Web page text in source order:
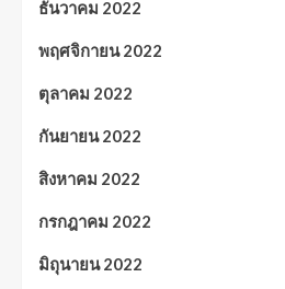
ธันวาคม 2022
พฤศจิกายน 2022
ตุลาคม 2022
กันยายน 2022
สิงหาคม 2022
กรกฎาคม 2022
มิถุนายน 2022